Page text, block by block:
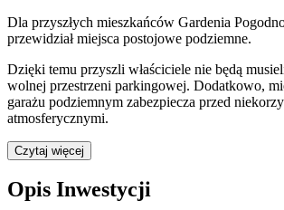
Dla przyszłych mieszkańców Gardenia
przewidziałmiejsca postojowe podziemne.
Dzięki temu przyszli właściciele nie będą
wolnej przestrzeni parkingowej. Dodatkowo,
garażu podziemnym zabezpiecza przed
atmosferycznymi.
Czytaj więcej
Opis Inwestycji